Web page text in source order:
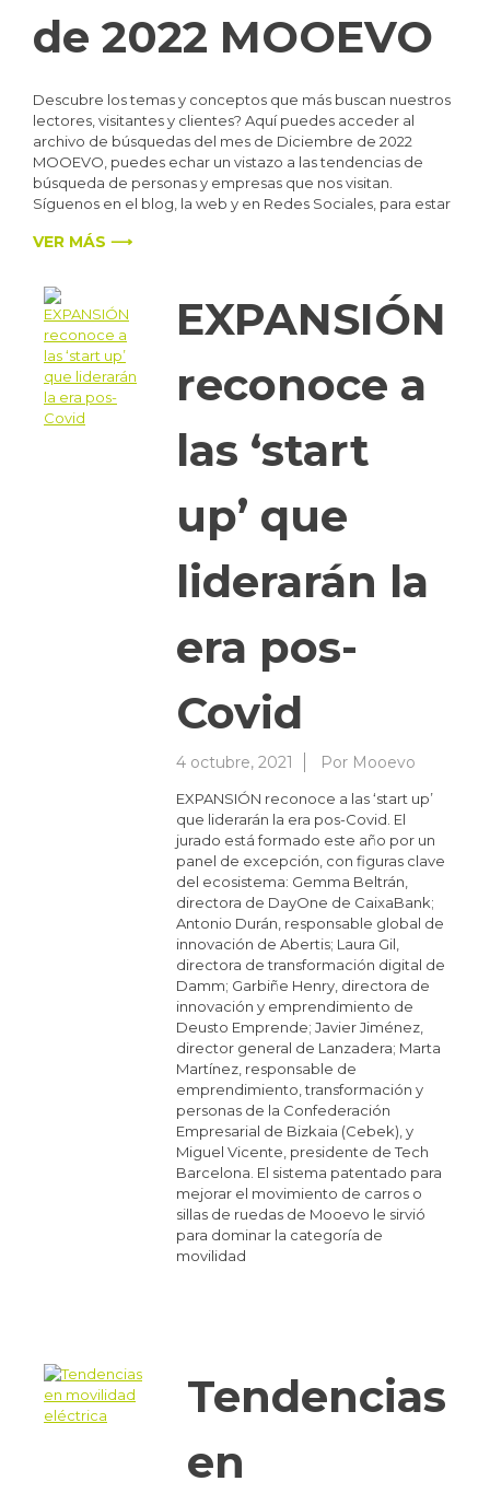
de 2022 MOOEVO
Descubre los temas y conceptos que más buscan nuestros
lectores, visitantes y clientes? Aquí puedes acceder al
archivo de búsquedas del mes de Diciembre de 2022
MOOEVO, puedes echar un vistazo a las tendencias de
búsqueda de personas y empresas que nos visitan.
Síguenos en el blog, la web y en Redes Sociales, para estar
VER MÁS ⟶
EXPANSIÓN
reconoce a
las ‘start
up’ que
liderarán la
era pos-
Covid
4 octubre, 2021 Por Mooevo
EXPANSIÓN reconoce a las ‘start up’
que liderarán la era pos-Covid. El
jurado está formado este año por un
panel de excepción, con figuras clave
del ecosistema: Gemma Beltrán,
directora de DayOne de CaixaBank;
Antonio Durán, responsable global de
innovación de Abertis; Laura Gil,
directora de transformación digital de
Damm; Garbiñe Henry, directora de
innovación y emprendimiento de
Deusto Emprende; Javier Jiménez,
director general de Lanzadera; Marta
Martínez, responsable de
emprendimiento, transformación y
personas de la Confederación
Empresarial de Bizkaia (Cebek), y
Miguel Vicente, presidente de Tech
Barcelona. El sistema patentado para
mejorar el movimiento de carros o
sillas de ruedas de Mooevo le sirvió
para dominar la categoría de
movilidad
Tendencias
en